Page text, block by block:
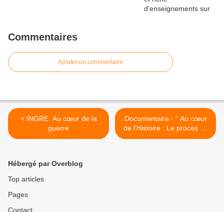
Commentaires
Ajouter un commentaire
< INGRE. Au cœur de la
guerre
Documentaire - " Au cœur
de l'Histoire : Le procès de
Nuremberg " d'Alfred de
Hébergé par Overblog
Top articles
Pages
Contact